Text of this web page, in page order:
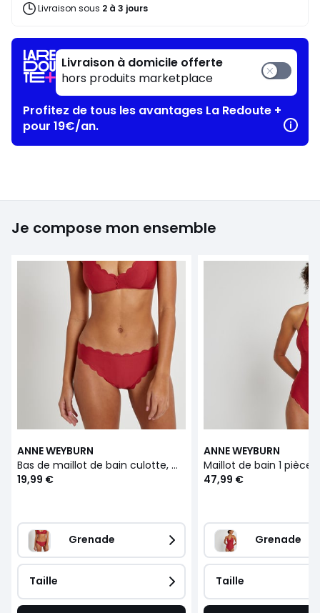
23,99Livraison sous 2 à 3 jours
Livraison à domicile offerte
hors produits marketplace
Profitez de tous les avantages La Redoute +
pour 19€/an.
Je compose mon ensemble
ANNE WEYBURN
Bas de maillot de bain culotte, maille piquée
19,99 €
Grenade
Taille
ANNE WEYBURN
47,99 €
Grenade
Taille